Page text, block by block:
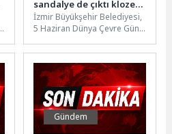
sandalye de çıktı klozet
kapağı da
İzmir Büyükşehir Belediyesi,
5 Haziran Dünya Çevre Günü
kapsamında Bostanlı
Balıkçı...
Gündem